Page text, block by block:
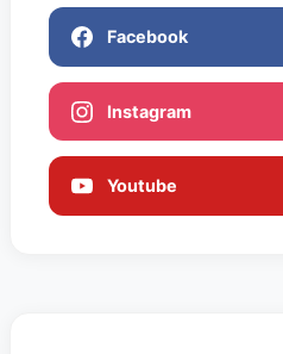
Facebook
Instagram
Youtube